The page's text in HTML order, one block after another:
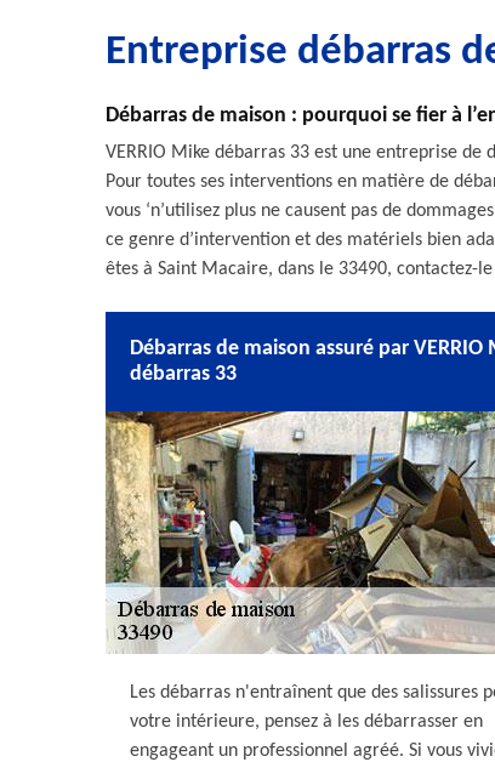
Entreprise débarras
Débarras de maison : pourquoi se fier à
VERRIO Mike débarras 33 est une entreprise
Pour toutes ses interventions en matière de
vous ‘n’utilisez plus ne causent pas de
ce genre d’intervention et des matériels bien
êtes à Saint Macaire, dans le 33490, contactez-
Débarras de maison assuré par VERRIO
débarras 33
Les débarras n'entraînent que des salissures
votre intérieure, pensez à les débarrasser en
engageant un professionnel agréé. Si vous